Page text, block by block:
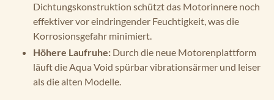
Dichtungskonstruktion schützt das Motorinnere noch
effektiver vor eindringender Feuchtigkeit, was die
Korrosionsgefahr minimiert.
Höhere Laufruhe: Durch die neue Motorenplattform
läuft die Aqua Void spürbar vibrationsärmer und leiser
als die alten Modelle.